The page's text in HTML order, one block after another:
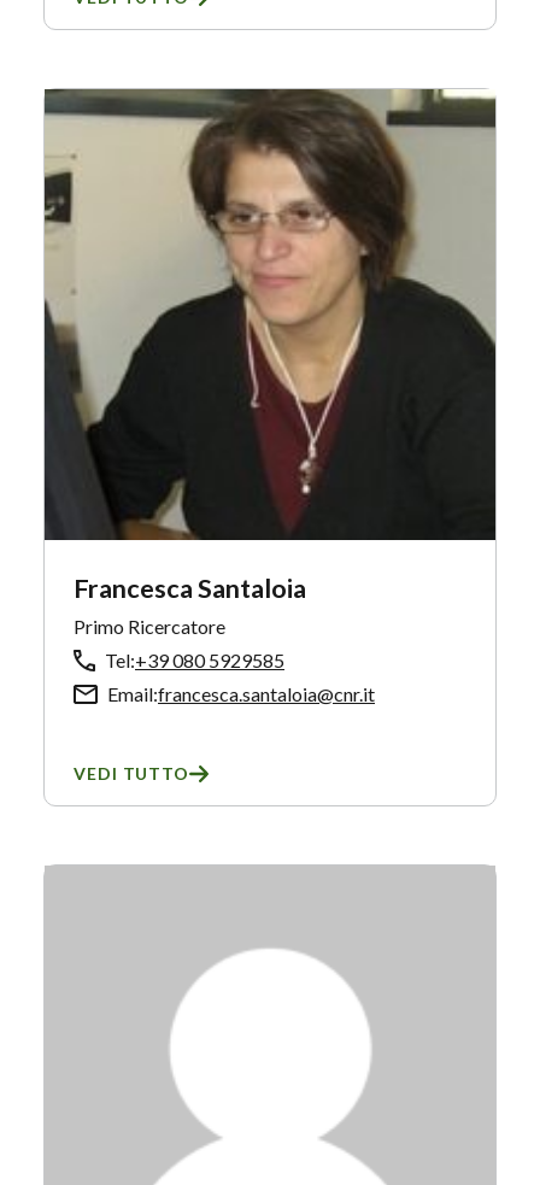
Francesca Santaloia
Primo Ricercatore
Tel:+39 080 5929585
Email:francesca.santaloia@cnr.it
VEDI TUTTO